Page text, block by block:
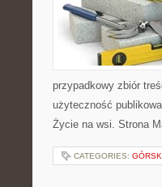
przypadkowy zbiór
użyteczność
Życie na wsi. Strona
CATEGORIES: